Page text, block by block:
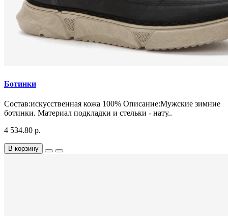
Ботинки
Состав:искусственная кожа 100% Описание:Мужские зимние
ботинки. Материал подкладки и стельки - нату..
4 534.80 р.
В корзину